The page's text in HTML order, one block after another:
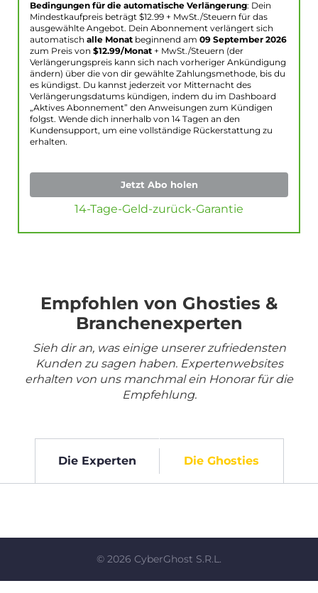
Bedingungen für die automatische Verlängerung: Dein
Mindestkaufpreis beträgt $12.99 + MwSt./Steuern für das
ausgewählte Angebot. Dein Abonnement verlängert sich
automatisch alle Monat beginnend am 09 September 2026
zum Preis von $12.99/Monat + MwSt./Steuern (der
Verlängerungspreis kann sich nach vorheriger Ankündigung
ändern) über die von dir gewählte Zahlungsmethode, bis du
es kündigst. Du kannst jederzeit vor Mitternacht des
Verlängerungsdatums kündigen, indem du im Dashboard
„Aktives Abonnement” den Anweisungen zum Kündigen
folgst. Wende dich innerhalb von 14 Tagen an den
Kundensupport, um eine vollständige Rückerstattung zu
erhalten.
Jetzt Abo holen
14-Tage-Geld-zurück-Garantie
Empfohlen von Ghosties &
Branchenexperten
Sieh dir an, was einige unserer zufriedensten
Kunden zu sagen haben. Expertenwebsites
erhalten von uns manchmal ein Honorar für die
Empfehlung.
Die Experten Die Ghosties
© 2026 CyberGhost S.R.L.